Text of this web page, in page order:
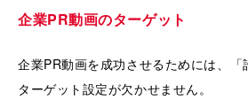
企業PR動画のターゲット
企業PR動画を成功させるためには、「
ターゲット設定が欠かせません。